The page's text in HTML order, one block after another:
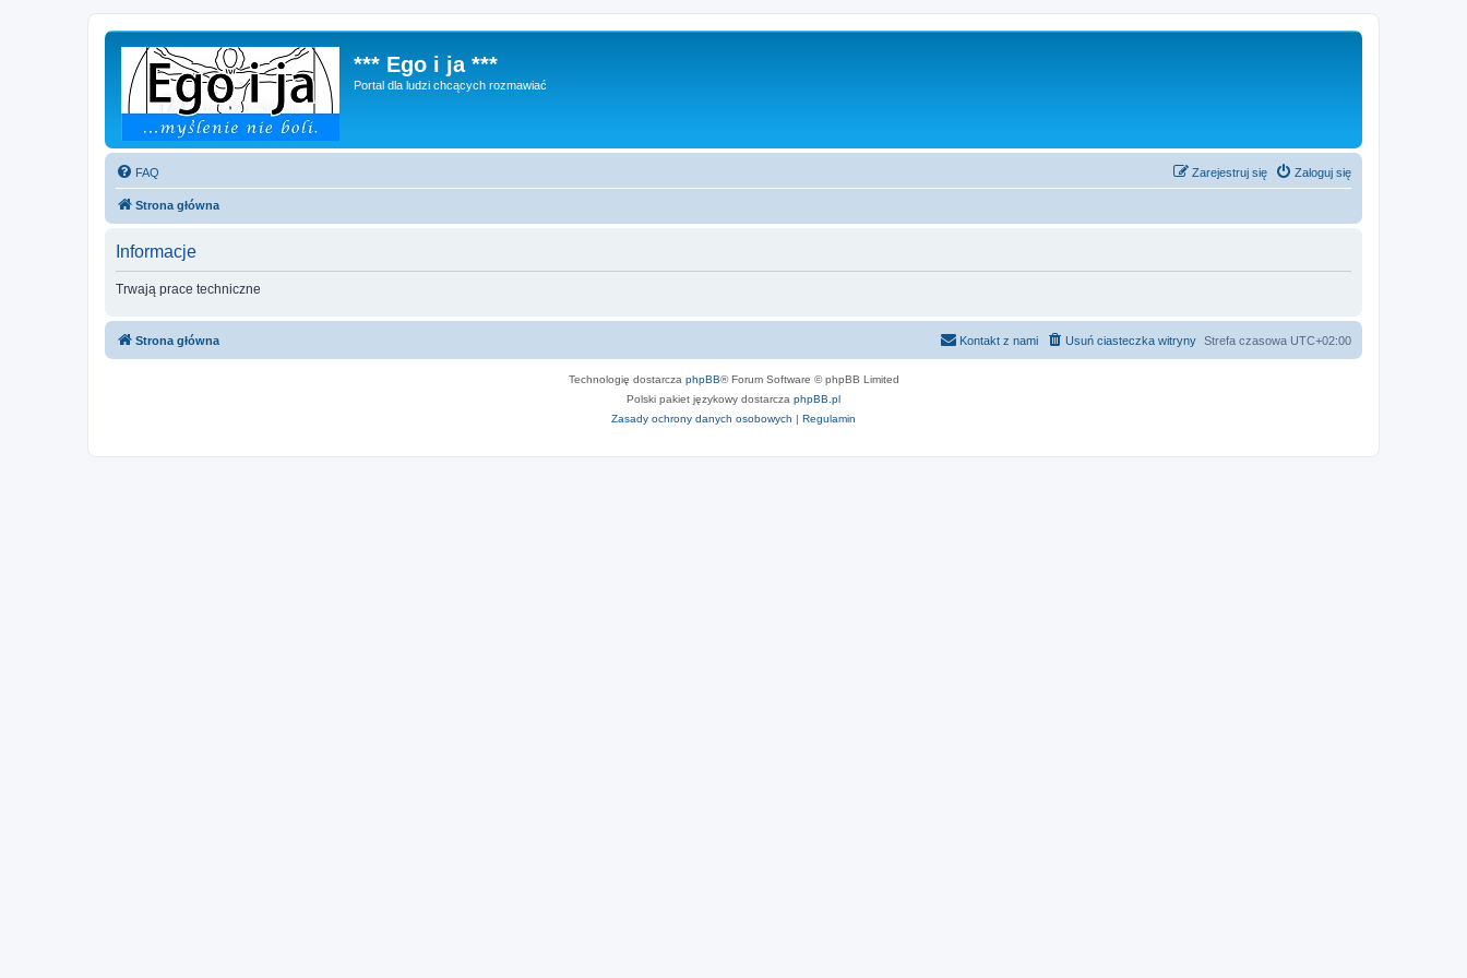
*** Ego i ja ***
Portal dla ludzi chcących rozmawiać
FAQ Zaloguj się
Zarejestruj się
Strona główna
Informacje
Trwają prace techniczne
Strona główna Strefa czasowa UTC+02:00
Usuń ciasteczka witryny
Kontakt z nami
Technologię dostarcza phpBB® Forum Software © phpBB Limited
Polski pakiet językowy dostarcza phpBB.pl
Zasady ochrony danych osobowych | Regulamin